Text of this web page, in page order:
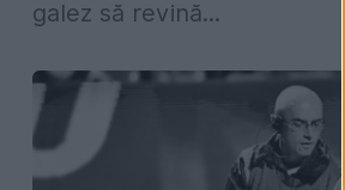
galez să revină...